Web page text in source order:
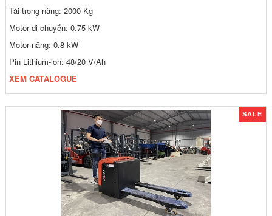
Tải trọng nâng: 2000 Kg
Motor di chuyển: 0.75 kW
Motor nâng: 0.8 kW
Pin Lithium-ion: 48/20 V/Ah
XEM CATALOGUE
SALE